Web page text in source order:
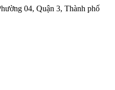
04, Quận 3, Thành phố